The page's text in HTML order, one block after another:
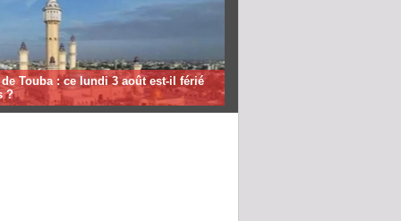
Touba : ce lundi 3 août est-il férié
?